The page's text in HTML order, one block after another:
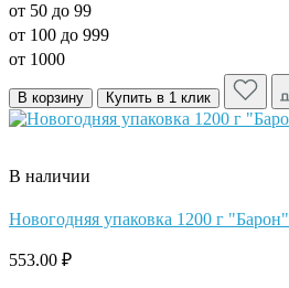
от 50 до 99
от 100 до 999
от 1000
В корзину Купить в 1 клик
В наличии
Новогодняя упаковка 1200 г "Барон"
553.00 ₽